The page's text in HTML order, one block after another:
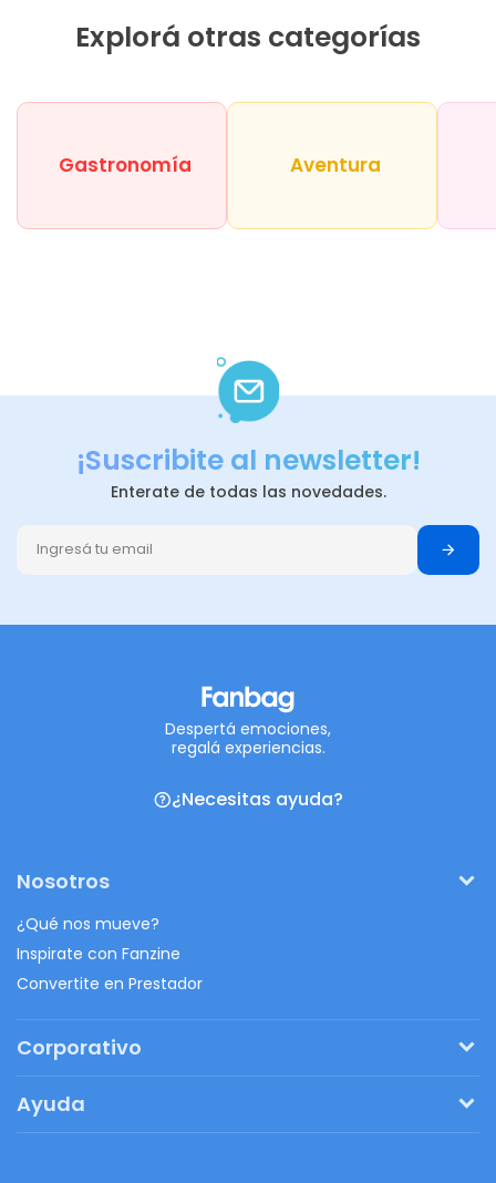
Explorá otras categorías
Gastronomía Aventura
¡Suscribite al newsletter!
Enterate de todas las novedades.
Despertá emociones,
regalá experiencias.
¿Necesitas ayuda?
Nosotros
¿Qué nos mueve?
Inspirate con Fanzine
Convertite en Prestador
Corporativo
Regalos originales
Ayuda